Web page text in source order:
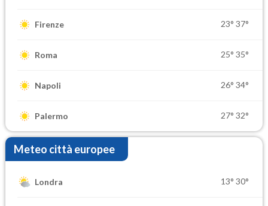
Firenze 23° 37°
Roma 25° 35°
Napoli 26° 34°
Palermo 27° 32°
Meteo città europee
Londra 13° 30°